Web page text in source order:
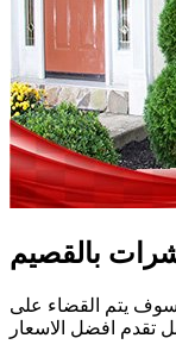
بالقصيم
يتم القضاء على
تقدم افضل الاسعار